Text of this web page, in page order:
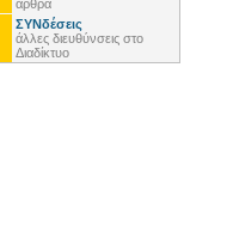
άρθρα
ΣΥΝδέσεις
άλλες διευθύνσεις στο
Διαδίκτυο